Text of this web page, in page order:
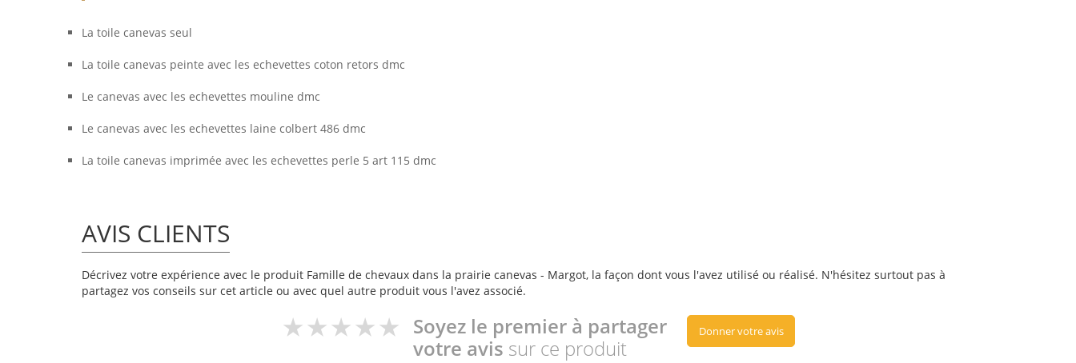
La toile canevas seul
La toile canevas peinte avec les echevettes coton retors dmc
Le canevas avec les echevettes mouline dmc
Le canevas avec les echevettes laine colbert 486 dmc
La toile canevas imprimée avec les echevettes perle 5 art 115 dmc
AVIS CLIENTS
Décrivez votre expérience avec le produit Famille de chevaux dans la prairie canevas - Margot, la façon dont vous l'avez utilisé ou réalisé. N'hésitez surtout pas à
partagez vos conseils sur cet article ou avec quel autre produit vous l'avez associé.
Soyez le premier à partager
votre avis sur ce produit
Donner votre avis